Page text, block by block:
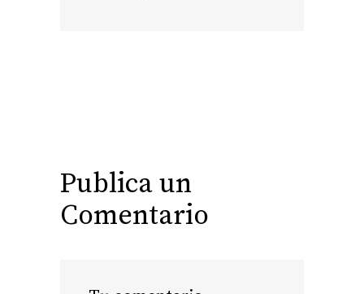
Publica un
Comentario